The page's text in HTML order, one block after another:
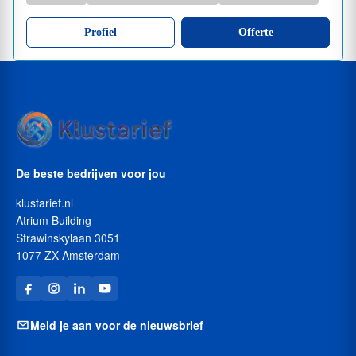
Profiel Offerte
De beste bedrijven voor jou
klustarief.nl
Atrium Building
Strawinskylaan 3051
1077 ZX Amsterdam
Meld je aan voor de nieuwsbrief